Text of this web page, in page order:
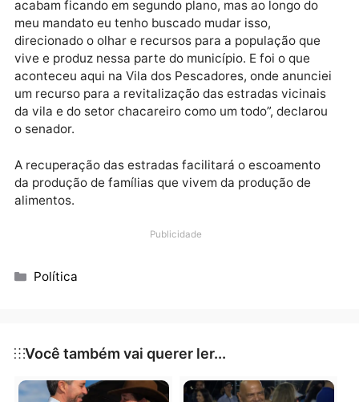
recursos para a recuperação de estradas vicinais na
região, bem como em todo o setor chacareiro do
município.
“Muitas vezes, as demandas do setor chacareiro
acabam ficando em segundo plano, mas ao longo do
direcionado o olhar e recursos para a população que
vive e produz nessa parte do município. E foi o que
aconteceu aqui na Vila dos Pescadores, onde
da vila e do setor chacareiro como um todo”,